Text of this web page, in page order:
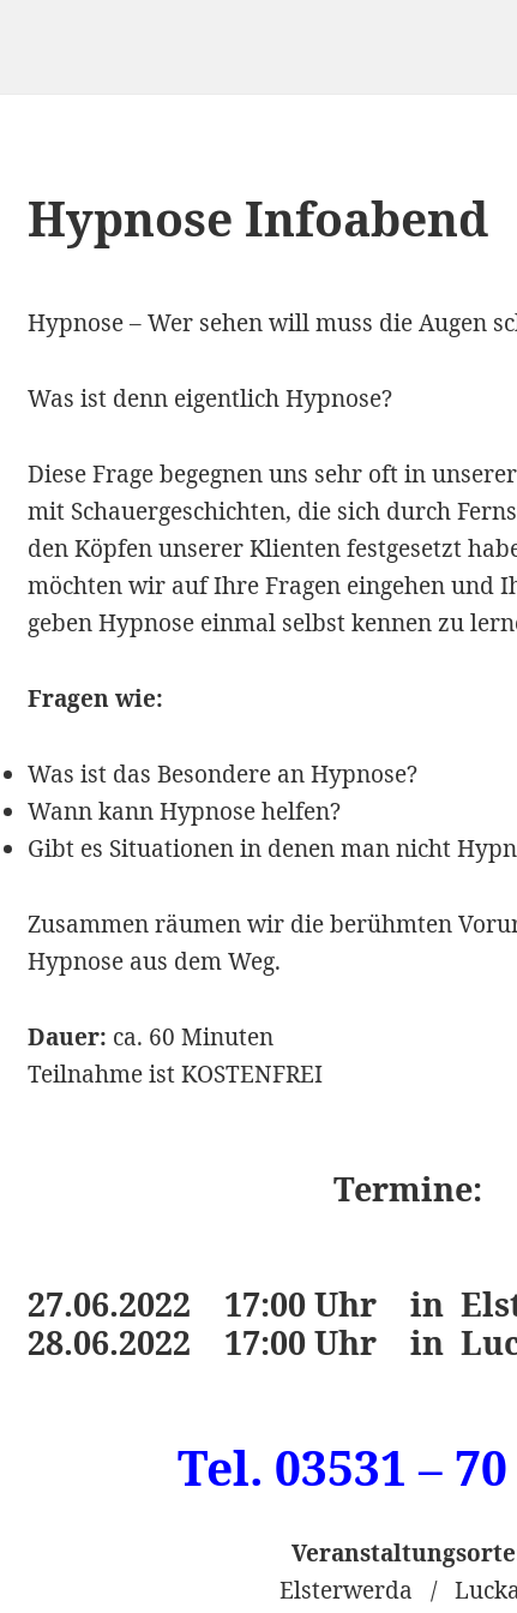
Hypnose Infoabend
Hypnose –Wer sehen will muss die Augen
Was ist denn eigentlich Hypnose?
Diese Frage begegnen uns sehr oft in
mit Schauergeschichten, die sich durch
den Köpfen unserer Klienten festgesetzt
möchten wir auf Ihre Fragen eingehen und
geben Hypnose einmal selbst kennen zu
Fragen wie:
Was ist das Besondere an Hypnose?
Wann kann Hypnose helfen?
Gibt es Situationen in denen man nicht
Zusammen räumen wir die berühmten
Hypnose aus dem Weg.
Dauer: ca. 60 Minuten
Teilnahme ist KOSTENFREI
Termine:
27.06.2022 17:00 Uhr in
28.06.2022 17:00 Uhr in
Tel. 03531 –
Elsterwerda /